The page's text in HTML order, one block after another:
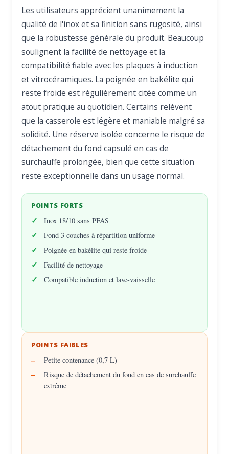
Les utilisateurs apprécient unanimement la
qualité de l'inox et sa finition sans rugosité, ainsi
que la robustesse générale du produit. Beaucoup
soulignent la facilité de nettoyage et la
compatibilité fiable avec les plaques à induction
et vitrocéramiques. La poignée en bakélite qui
reste froide est régulièrement citée comme un
atout pratique au quotidien. Certains relèvent
que la casserole est légère et maniable malgré sa
solidité. Une réserve isolée concerne le risque de
détachement du fond capsulé en cas de
surchauffe prolongée, bien que cette situation
reste exceptionnelle dans un usage normal.
POINTS FORTS
Inox 18/10 sans PFAS
Fond 3 couches à répartition uniforme
Poignée en bakélite qui reste froide
Facilité de nettoyage
Compatible induction et lave-vaisselle
POINTS FAIBLES
Petite contenance (0,7 L)
Risque de détachement du fond en cas de surchauffe
extrême